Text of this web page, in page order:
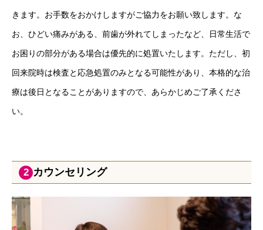
きます。お手数をおかけしますがご協力をお願い致します。な
お、ひどい痛みがある、前歯が外れてしまったなど、日常生活で
お困りの部分がある場合は優先的に処置いたします。ただし、初
回来院時は検査と応急処置のみとなる可能性があり、本格的な治
療は後日となることがありますので、あらかじめご了承くださ
い。
2 カウンセリング